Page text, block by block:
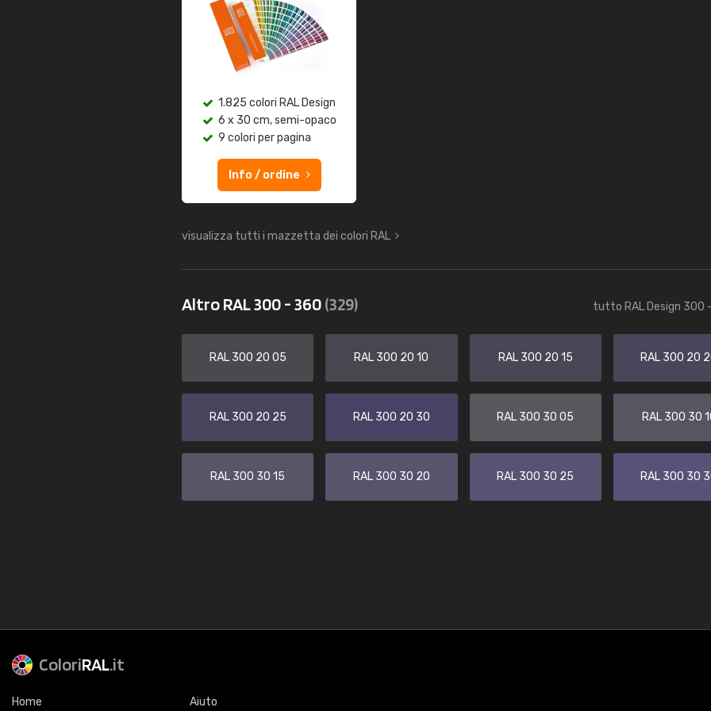
1.825 colori RAL Design
6 x 30 cm, semi-opaco
9 colori per pagina
Info / ordine
visualizza tutti i mazzetta dei colori RAL
Altro RAL 300 - 360(329) tutto RAL Design 300
RAL 300 20 05 RAL 300 20 10 RAL 300 20 15 RAL 300 20
RAL 300 20 25 RAL 300 20 30 RAL 300 30 05 RAL 300 30
RAL 300 30 15 RAL 300 30 20 RAL 300 30 25 RAL 300 30
ColoriRAL.it
Home Aiuto